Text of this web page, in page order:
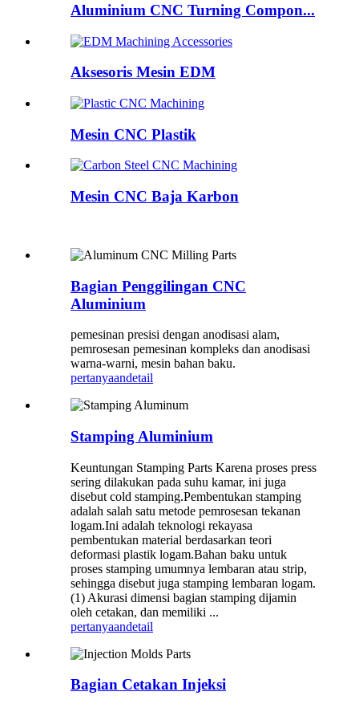
Aluminium CNC Turning Compon...
Aksesoris Mesin EDM
Mesin CNC Plastik
Mesin CNC Baja Karbon
Bagian Penggilingan CNC
Aluminium
pemesinan presisi dengan anodisasi alam,
pemrosesan pemesinan kompleks dan anodisasi
warna-warni, mesin bahan baku.
pertanyaandetail
Stamping Aluminium
Keuntungan Stamping Parts Karena proses press
sering dilakukan pada suhu kamar, ini juga
disebut cold stamping.Pembentukan stamping
adalah salah satu metode pemrosesan tekanan
logam.Ini adalah teknologi rekayasa
pembentukan material berdasarkan teori
deformasi plastik logam.Bahan baku untuk
proses stamping umumnya lembaran atau strip,
sehingga disebut juga stamping lembaran logam.
(1) Akurasi dimensi bagian stamping dijamin
oleh cetakan, dan memiliki ...
pertanyaandetail
Bagian Cetakan Injeksi